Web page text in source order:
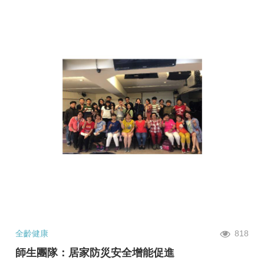
全齡健康 818
師生團隊：居家防災安全增能促進